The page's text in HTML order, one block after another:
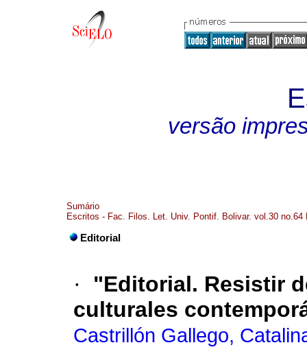
versão
Sumário
Escritos - Fac. Filos. Let. Univ. Pontif. Bolivar. vol.30 no.64
Editorial
·
"Editorial. Resistir
culturales
Castrillón Gallego,